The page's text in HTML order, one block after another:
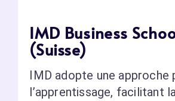
IMD Business
(Suisse)
IMD adopte une approche
l’apprentissage, facilitant